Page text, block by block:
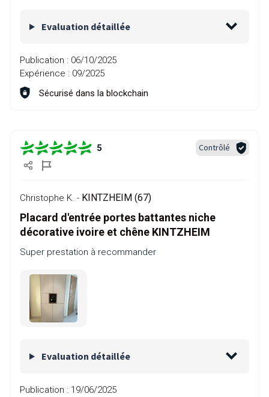
Evaluation détaillée
Publication : 06/10/2025
Expérience : 09/2025
Sécurisé dans la blockchain
5 Contrôlé
Christophe K. - KINTZHEIM (67)
Placard d'entrée portes battantes niche
décorative ivoire et chêne KINTZHEIM
Super prestation à recommander
Evaluation détaillée
Publication : 19/06/2025